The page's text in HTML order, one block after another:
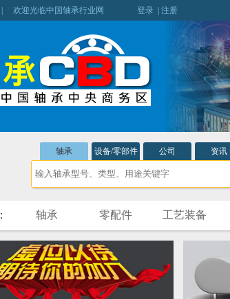
欢迎光临中国轴承行业网 登录 注册
轴承 设备/零部件 公司 资讯
轴承 零配件 工艺装备